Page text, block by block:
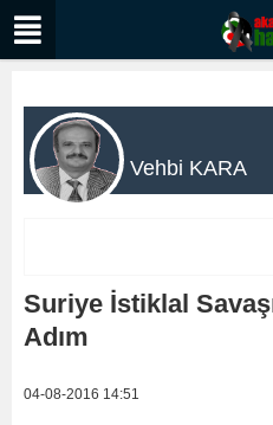
Vehbi KARA
Suriye İstiklal
Adım
04-08-2016 14:51